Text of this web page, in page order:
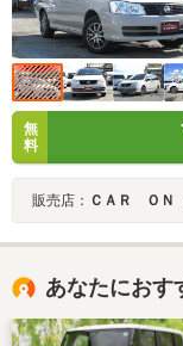
無
料
販売店： ＣＡＲ ＯＮ
あなたにおす